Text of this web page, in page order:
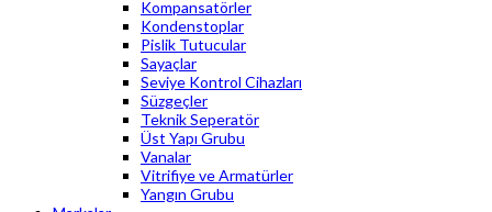
Kompansatörler
Kondenstoplar
Pislik Tutucular
Sayaçlar
Seviye Kontrol Cihazları
Süzgeçler
Teknik Seperatör
Üst Yapı Grubu
Vanalar
Vitrifiye ve Armatürler
Yangın Grubu